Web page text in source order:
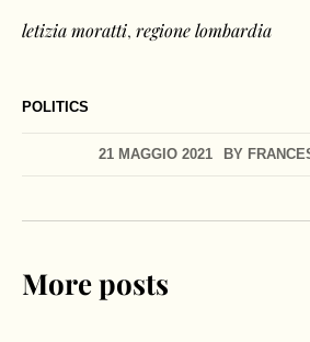
POLITICS
21 MAGGIO 2021 BY
letizia moratti, regione lombardia
More posts